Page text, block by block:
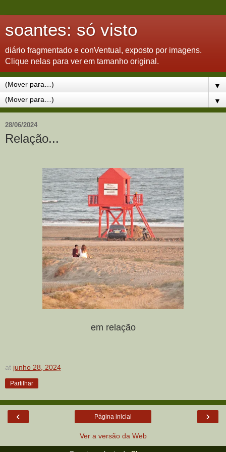
soantes: só visto
diário fragmentado e conVentual, exposto por imagens.
Clique nelas para ver em tamanho original.
▼
▼
28/06/2024
Relação...
em relação
at junho 28, 2024
Partilhar
‹ ›
Página inicial
Ver a versão da Web